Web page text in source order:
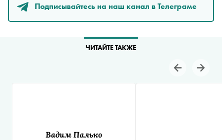
Подписывайтесь на наш канал в Телеграме
ЧИТАЙТЕ ТАКЖЕ
Вадим Палько